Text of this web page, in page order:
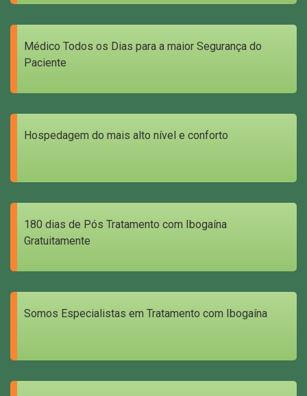
Médico Todos os Dias para a maior Segurança do
Paciente
Hospedagem do mais alto nível e conforto
180 dias de Pós Tratamento com Ibogaína
Gratuitamente
Somos Especialistas em Tratamento com Ibogaína